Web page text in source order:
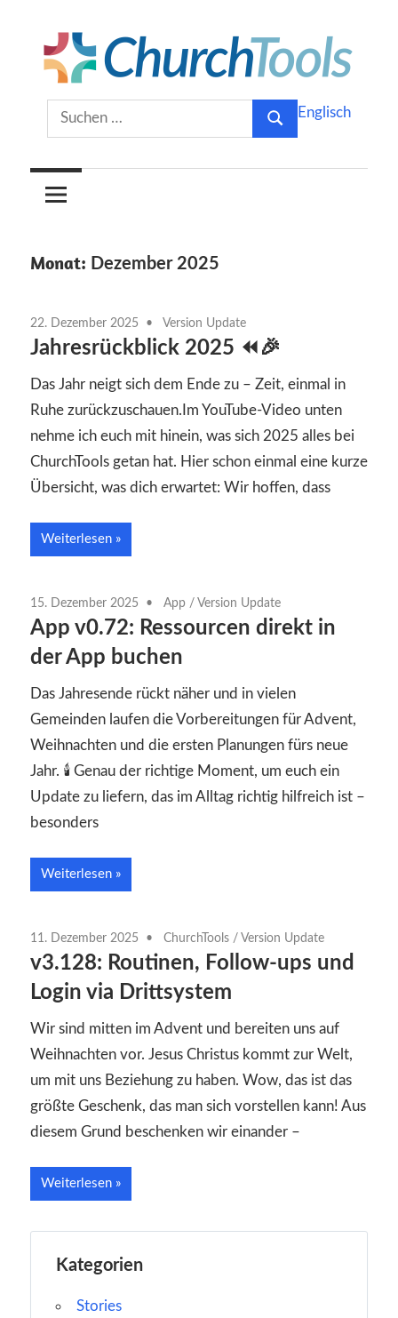
Inhalt
springen
ChurchTools
Blog
(Deutsch)
KircheSuchen
nach:
Suchen
Englisch
Monat: Dezember 2025
22. Dezember 2025 Version Update
Jahresrückblick 2025 ⏪🎉
Das Jahr neigt sich dem Ende zu – Zeit, einmal in
Ruhe zurückzuschauen.Im YouTube-Video unten
nehme ich euch mit hinein, was sich 2025 alles bei
ChurchTools getan hat. Hier schon einmal eine kurze
Übersicht, was dich erwartet: Wir hoffen, dass
Weiterlesen
15. Dezember 2025 App / Version Update
App v0.72: Ressourcen direkt in
der App buchen
Das Jahresende rückt näher und in vielen
Gemeinden laufen die Vorbereitungen für Advent,
Weihnachten und die ersten Planungen fürs neue
Jahr. 🕯️ Genau der richtige Moment, um euch ein
Update zu liefern, das im Alltag richtig hilfreich ist –
besonders
Weiterlesen
11. Dezember 2025 ChurchTools / Version Update
v3.128: Routinen, Follow-ups und
Login via Drittsystem
Wir sind mitten im Advent und bereiten uns auf
Weihnachten vor. Jesus Christus kommt zur Welt,
um mit uns Beziehung zu haben. Wow, das ist das
größte Geschenk, das man sich vorstellen kann! Aus
diesem Grund beschenken wir einander –
Weiterlesen
Kategorien
Stories